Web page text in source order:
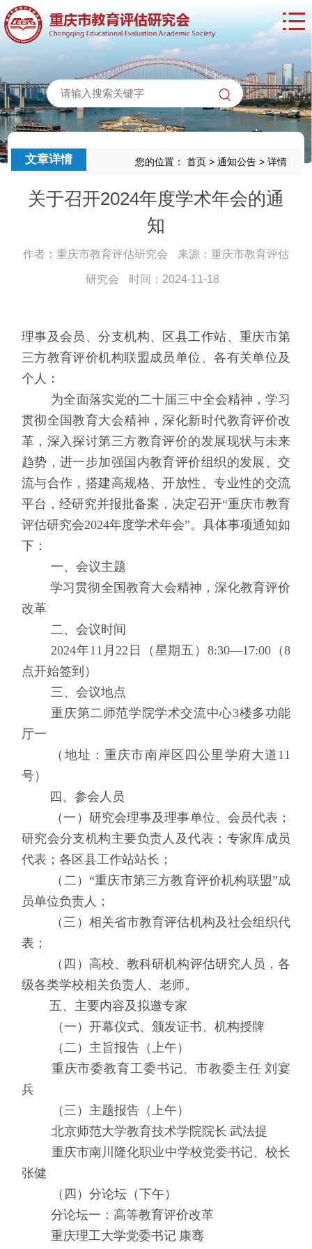
文章详情 您的位置：首页 >通知公告 >详情
关于召开2024年度学术年会的通
知
作者：重庆市教育评估研究会 来源：重庆市教育评估
研究会 时间：2024-11-18
理事及会员、分支机构、区县工作站、重庆市第
三方教育评价机构联盟成员单位、各有关单位及
个人：
为全面落实党的二十届三中全会精神，学习
贯彻全国教育大会精神，深化新时代教育评价改
革，深入探讨第三方教育评价的发展现状与未来
趋势，进一步加强国内教育评价组织的发展、交
流与合作，搭建高规格、开放性、专业性的交流
平台，经研究并报批备案，决定召开“重庆市教育
评估研究会2024年度学术年会”。具体事项通知如
下：
一、会议主题
学习贯彻全国教育大会精神，深化教育评价
改革
二、会议时间
2024年11 月22 日（星期五） 8:30—17:00（8
点开始签到）
三、会议地点
重庆第二师范学院学术交流中心3楼多功能
厅一
（地址：重庆市南岸区四公里学府大道11
号）
四 、参会人员
（一）研究会理事及理事单位、会员代表；
研究会分支机构主要负责人及代表；专家库成员
代表；各区县工作站站长；
（二） “重庆市第三方教育评价机构联盟”成
员单位负责人；
（三）相关省市教育评估机构及社会组织代
表；
（四）高校、教科研机构评估研究人员，各
级各类学校相关负责人、老师。
五、 主要内容及拟邀专家
（一）开幕仪式、颁发证书、机构授牌
（二）主旨报告（上午）
重庆市委教育工委书记、市教委主任 刘宴
兵
（三）主题报告（上午）
北京师范大学教育技术学院院长 武法提
重庆市南川隆化职业中学校党委书记、校长
张健
（四）分论坛（下午）
分论坛一：高等教育评价改革
重庆理工大学党委书记 康骞